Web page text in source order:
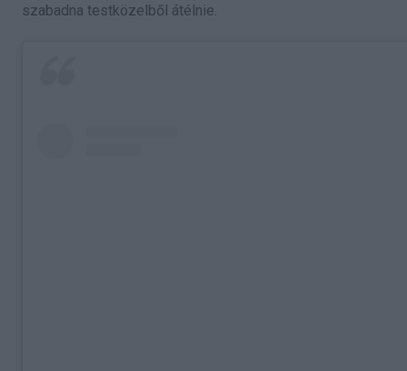
szabadna testközelből átélnie.